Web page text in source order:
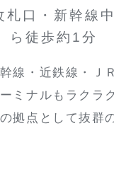
札口・新幹線
ら徒歩約1分
線・近鉄線・Ｊ
ミナルもラクラ
拠点として抜群